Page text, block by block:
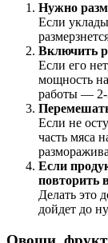
Нужно
Если
Включить
Если его
мощность
работы —
Если не
часть мяса
Если
повторить
Делать это
дойдет до